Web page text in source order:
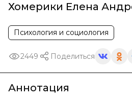
Хомерики Елена
Психология и социология
2449 Поделиться
Аннотация